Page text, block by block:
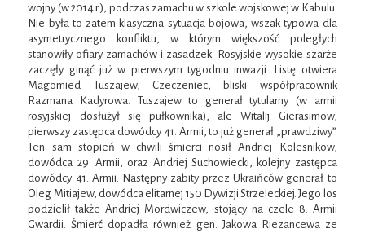
wojny (w 2014 r.), podczas zamachu w szkole wojskowej w Kabulu.
Nie była to zatem klasyczna sytuacja bojowa, wszak typowa dla
asymetrycznego konfliktu, w którym większość poległych
stanowiły ofiary zamachów i zasadzek. Rosyjskie wysokie szarże
zaczęły ginąć już w pierwszym tygodniu inwazji. Listę otwiera
Magomied Tuszajew, Czeczeniec, bliski współpracownik
Razmana Kadyrowa. Tuszajew to generał tytularny (w armii
rosyjskiej dosłużył się pułkownika), ale Witalij Gierasimow,
pierwszy zastępca dowódcy 41. Armii, to już generał „prawdziwy”.
Ten sam stopień w chwili śmierci nosił Andriej Kolesnikow,
dowódca 29. Armii, oraz Andriej Suchowiecki, kolejny zastępca
dowódcy 41. Armii. Następny zabity przez Ukraińców generał to
Oleg Mitiajew, dowódca elitarnej 150 Dywizji Strzeleckiej. Jego los
podzielił także Andriej Mordwiczew, stojący na czele 8. Armii
Gwardii. Śmierć dopadła również gen. Jakowa Riezancewa ze